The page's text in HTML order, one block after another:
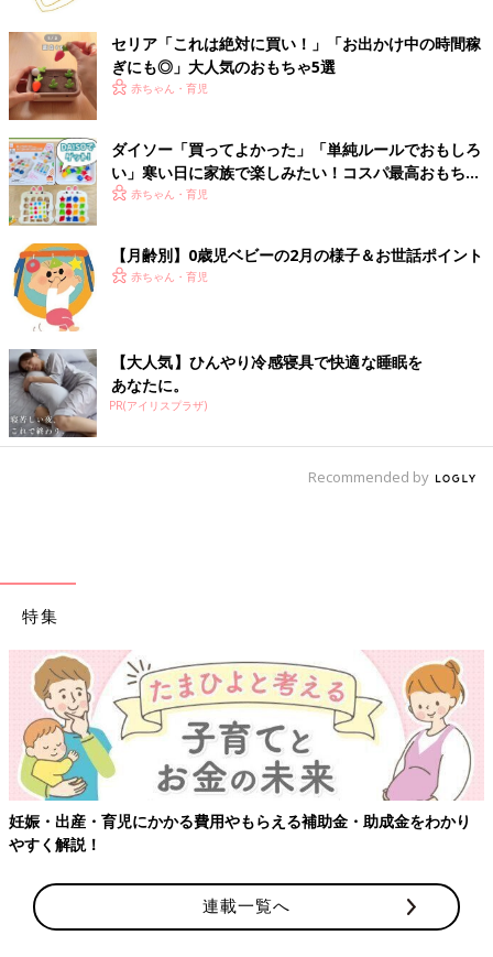
セリア「これは絶対に買い！」「お出かけ中の時間稼
ぎにも◎」大人気のおもちゃ5選
赤ちゃん・育児
ダイソー「買ってよかった」「単純ルールでおもしろ
い」寒い日に家族で楽しみたい！コスパ最高おもちゃ
4選赤ちゃん・育児
【月齢別】0歳児ベビーの2月の様子＆お世話ポイント
赤ちゃん・育児
【大人気】ひんやり冷感寝具で快適な睡眠を
あなたに。
PR(アイリスプラザ)
Recommended by
特集
妊娠・出産・育児にかかる費用やもらえる補助金・助成金をわかり
やすく解説！
連載一覧へ